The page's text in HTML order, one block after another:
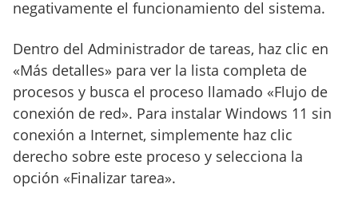
negativamente el funcionamiento del sistema.
Dentro del Administrador de tareas, haz clic en
«Más detalles» para ver la lista completa de
procesos y busca el proceso llamado «Flujo de
conexión de red». Para instalar Windows 11 sin
conexión a Internet, simplemente haz clic
derecho sobre este proceso y selecciona la
opción «Finalizar tarea».